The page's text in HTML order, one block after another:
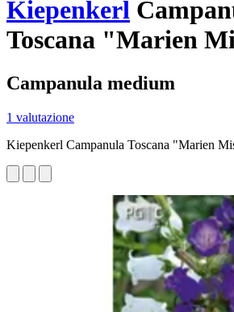
Kiepenkerl
Toscana "Marien
Campanula medium
1 valutazione
Kiepenkerl Campanula Toscana "Marien